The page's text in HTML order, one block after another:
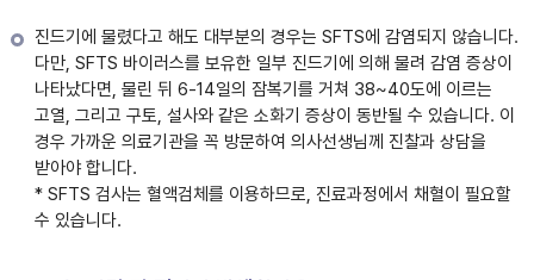
진드기에 물렸다고 해도 대부분의 경우는 SFTS에 감염되지 않습니다.
다만, SFTS 바이러스를 보유한 일부 진드기에 의해 물려 감염 증상이
나타났다면, 물린 뒤 6-14일의 잠복기를 거쳐 38~40도에 이르는
고열, 그리고 구토, 설사와 같은 소화기 증상이 동반될 수 있습니다. 이
경우 가까운 의료기관을 꼭 방문하여 의사선생님께 진찰과 상담을
받아야 합니다.
* SFTS 검사는 혈액검체를 이용하므로, 진료과정에서 채혈이 필요할
수 있습니다.